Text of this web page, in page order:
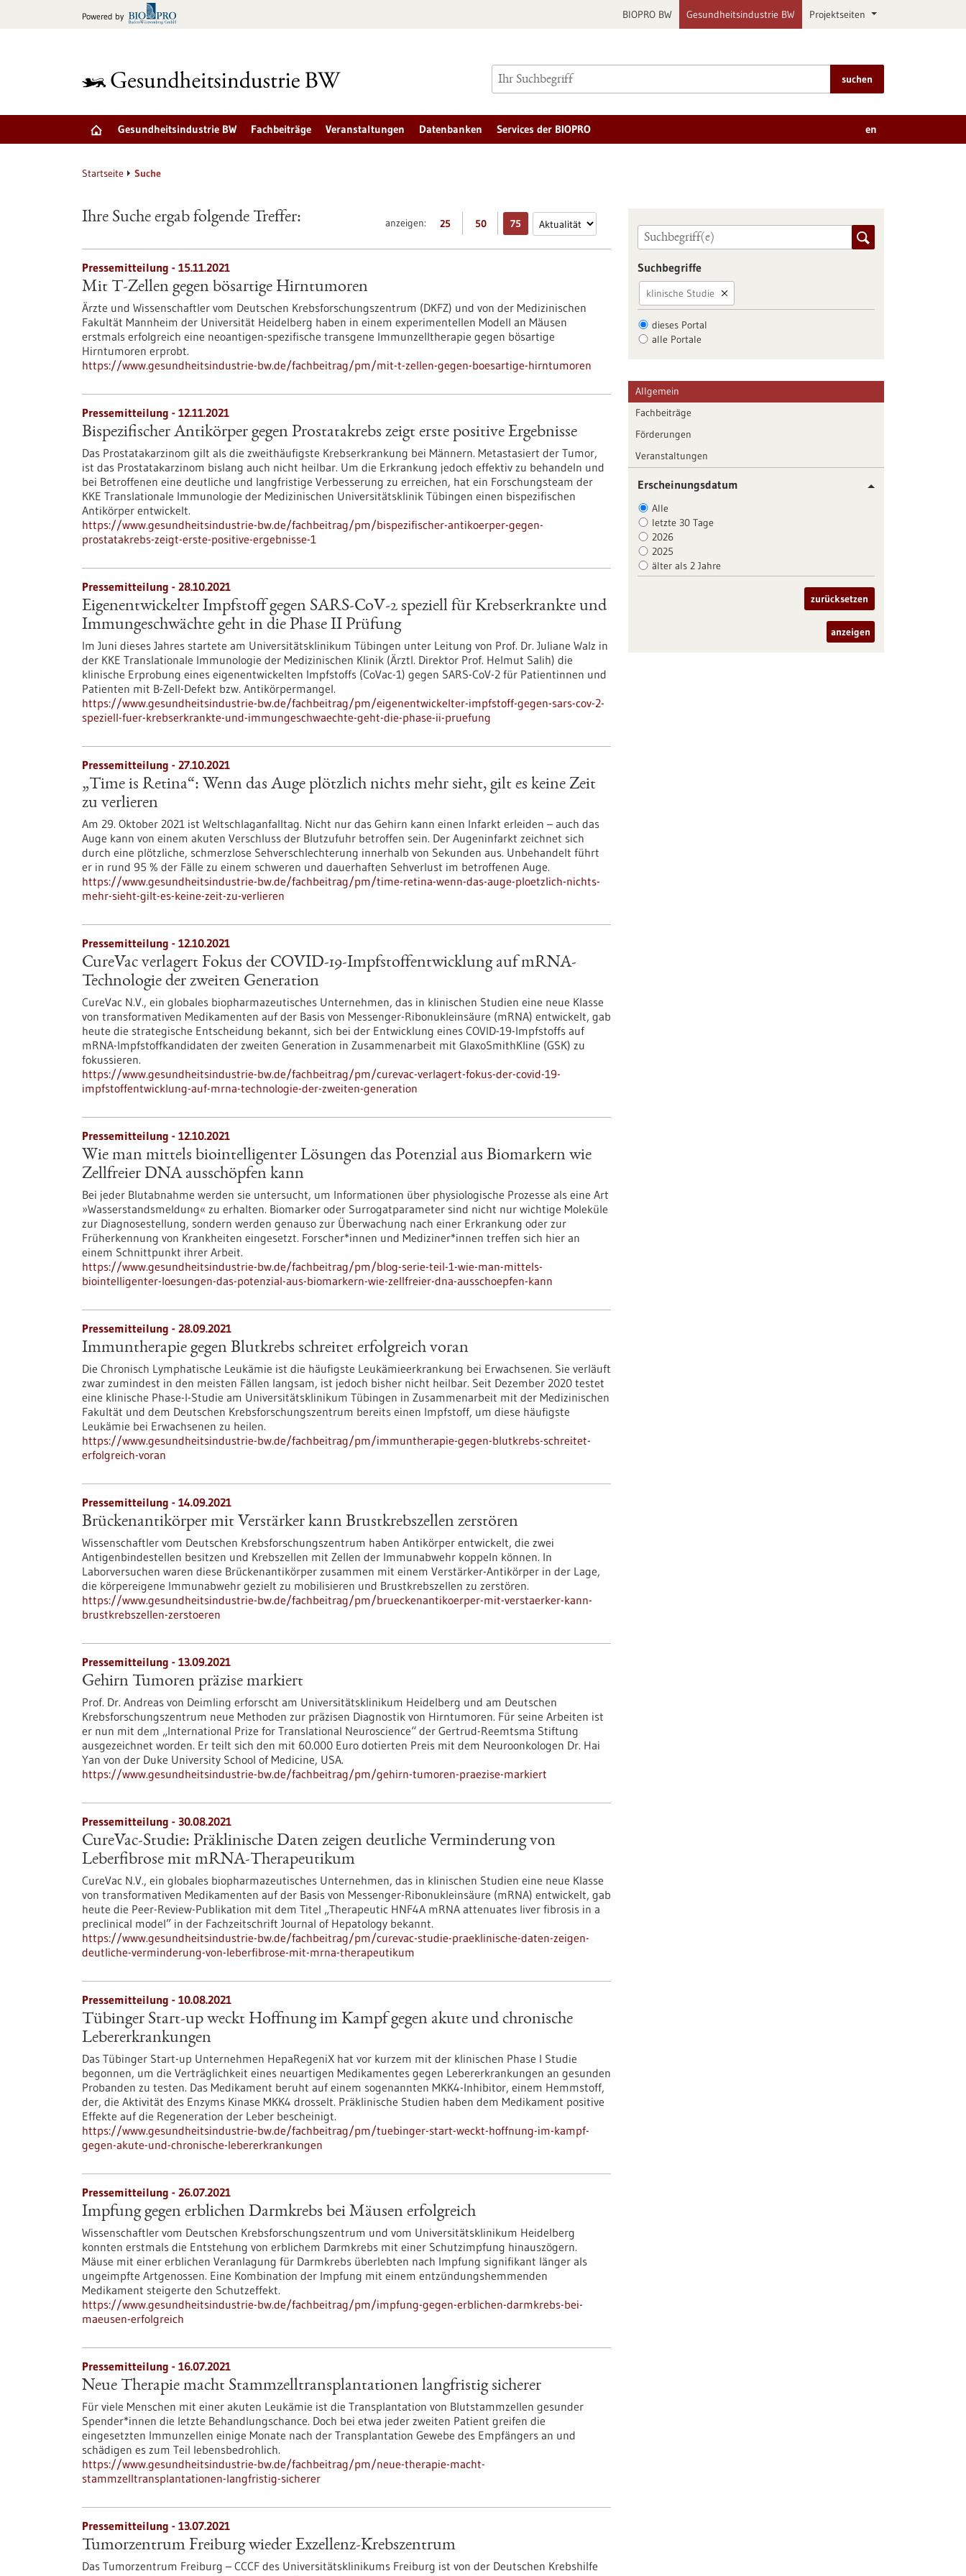
Powered by BIOPRO BW Gesundheitsindustrie BW Projektseiten
suchen
Gesundheitsindustrie BW Fachbeiträge Veranstaltungen Datenbanken Services der BIOPRO en
Startseite Suche
anzeigen: 25 50 75
Ihre Suche ergab folgende Treffer:
Pressemitteilung - 15.11.2021
Mit T-Zellen gegen bösartige Hirntumoren
Ärzte und Wissenschaftler vom Deutschen Krebsforschungszentrum (DKFZ) und von der Medizinischen
Fakultät Mannheim der Universität Heidelberg haben in einem experimentellen Modell an Mäusen
erstmals erfolgreich eine neoantigen-spezifische transgene Immunzelltherapie gegen bösartige
Hirntumoren erprobt.
https://www.gesundheitsindustrie-bw.de/fachbeitrag/pm/mit-t-zellen-gegen-boesartige-hirntumoren
Pressemitteilung - 12.11.2021
Bispezifischer Antikörper gegen Prostatakrebs zeigt erste positive Ergebnisse
Das Prostatakarzinom gilt als die zweithäufigste Krebserkrankung bei Männern. Metastasiert der Tumor,
ist das Prostatakarzinom bislang auch nicht heilbar. Um die Erkrankung jedoch effektiv zu behandeln und
bei Betroffenen eine deutliche und langfristige Verbesserung zu erreichen, hat ein Forschungsteam der
KKE Translationale Immunologie der Medizinischen Universitätsklinik Tübingen einen bispezifischen
Antikörper entwickelt.
https://www.gesundheitsindustrie-bw.de/fachbeitrag/pm/bispezifischer-antikoerper-gegen-
prostatakrebs-zeigt-erste-positive-ergebnisse-1
Pressemitteilung - 28.10.2021
Eigenentwickelter Impfstoff gegen SARS-CoV-2 speziell für Krebserkrankte und
Immungeschwächte geht in die Phase II Prüfung
Im Juni dieses Jahres startete am Universitätsklinikum Tübingen unter Leitung von Prof. Dr. Juliane Walz in
der KKE Translationale Immunologie der Medizinischen Klinik (Ärztl. Direktor Prof. Helmut Salih) die
klinische Erprobung eines eigenentwickelten Impfstoffs (CoVac-1) gegen SARS-CoV-2 für Patientinnen und
Patienten mit B-Zell-Defekt bzw. Antikörpermangel.
https://www.gesundheitsindustrie-bw.de/fachbeitrag/pm/eigenentwickelter-impfstoff-gegen-sars-cov-2-
speziell-fuer-krebserkrankte-und-immungeschwaechte-geht-die-phase-ii-pruefung
Pressemitteilung - 27.10.2021
„Time is Retina“: Wenn das Auge plötzlich nichts mehr sieht, gilt es keine Zeit
zu verlieren
Am 29. Oktober 2021 ist Weltschlaganfalltag. Nicht nur das Gehirn kann einen Infarkt erleiden – auch das
Auge kann von einem akuten Verschluss der Blutzufuhr betroffen sein. Der Augeninfarkt zeichnet sich
durch eine plötzliche, schmerzlose Sehverschlechterung innerhalb von Sekunden aus. Unbehandelt führt
er in rund 95 % der Fälle zu einem schweren und dauerhaften Sehverlust im betroffenen Auge.
https://www.gesundheitsindustrie-bw.de/fachbeitrag/pm/time-retina-wenn-das-auge-ploetzlich-nichts-
mehr-sieht-gilt-es-keine-zeit-zu-verlieren
Pressemitteilung - 12.10.2021
CureVac verlagert Fokus der COVID-19-Impfstoffentwicklung auf mRNA-
Technologie der zweiten Generation
CureVac N.V., ein globales biopharmazeutisches Unternehmen, das in klinischen Studien eine neue Klasse
von transformativen Medikamenten auf der Basis von Messenger-Ribonukleinsäure (mRNA) entwickelt, gab
heute die strategische Entscheidung bekannt, sich bei der Entwicklung eines COVID-19-Impfstoffs auf
mRNA-Impfstoffkandidaten der zweiten Generation in Zusammenarbeit mit GlaxoSmithKline (GSK) zu
fokussieren.
https://www.gesundheitsindustrie-bw.de/fachbeitrag/pm/curevac-verlagert-fokus-der-covid-19-
impfstoffentwicklung-auf-mrna-technologie-der-zweiten-generation
Pressemitteilung - 12.10.2021
Wie man mittels biointelligenter Lösungen das Potenzial aus Biomarkern wie
Zellfreier DNA ausschöpfen kann
Bei jeder Blutabnahme werden sie untersucht, um Informationen über physiologische Prozesse als eine Art
»Wasserstandsmeldung« zu erhalten. Biomarker oder Surrogatparameter sind nicht nur wichtige Moleküle
zur Diagnosestellung, sondern werden genauso zur Überwachung nach einer Erkrankung oder zur
Früherkennung von Krankheiten eingesetzt. Forscher*innen und Mediziner*innen treffen sich hier an
einem Schnittpunkt ihrer Arbeit.
https://www.gesundheitsindustrie-bw.de/fachbeitrag/pm/blog-serie-teil-1-wie-man-mittels-
biointelligenter-loesungen-das-potenzial-aus-biomarkern-wie-zellfreier-dna-ausschoepfen-kann
Pressemitteilung - 28.09.2021
Immuntherapie gegen Blutkrebs schreitet erfolgreich voran
Die Chronisch Lymphatische Leukämie ist die häufigste Leukämieerkrankung bei Erwachsenen. Sie verläuft
zwar zumindest in den meisten Fällen langsam, ist jedoch bisher nicht heilbar. Seit Dezember 2020 testet
eine klinische Phase-I-Studie am Universitätsklinikum Tübingen in Zusammenarbeit mit der Medizinischen
Fakultät und dem Deutschen Krebsforschungszentrum bereits einen Impfstoff, um diese häufigste
Leukämie bei Erwachsenen zu heilen.
https://www.gesundheitsindustrie-bw.de/fachbeitrag/pm/immuntherapie-gegen-blutkrebs-schreitet-
erfolgreich-voran
Pressemitteilung - 14.09.2021
Brückenantikörper mit Verstärker kann Brustkrebszellen zerstören
Wissenschaftler vom Deutschen Krebsforschungszentrum haben Antikörper entwickelt, die zwei
Antigenbindestellen besitzen und Krebszellen mit Zellen der Immunabwehr koppeln können. In
Laborversuchen waren diese Brückenantikörper zusammen mit einem Verstärker-Antikörper in der Lage,
die körpereigene Immunabwehr gezielt zu mobilisieren und Brustkrebszellen zu zerstören.
https://www.gesundheitsindustrie-bw.de/fachbeitrag/pm/brueckenantikoerper-mit-verstaerker-kann-
brustkrebszellen-zerstoeren
Pressemitteilung - 13.09.2021
Gehirn Tumoren präzise markiert
Prof. Dr. Andreas von Deimling erforscht am Universitätsklinikum Heidelberg und am Deutschen
Krebsforschungszentrum neue Methoden zur präzisen Diagnostik von Hirntumoren. Für seine Arbeiten ist
er nun mit dem „International Prize for Translational Neuroscience“ der Gertrud-Reemtsma Stiftung
ausgezeichnet worden. Er teilt sich den mit 60.000 Euro dotierten Preis mit dem Neuroonkologen Dr. Hai
Yan von der Duke University School of Medicine, USA.
https://www.gesundheitsindustrie-bw.de/fachbeitrag/pm/gehirn-tumoren-praezise-markiert
Pressemitteilung - 30.08.2021
CureVac-Studie: Präklinische Daten zeigen deutliche Verminderung von
Leberfibrose mit mRNA-Therapeutikum
CureVac N.V., ein globales biopharmazeutisches Unternehmen, das in klinischen Studien eine neue Klasse
von transformativen Medikamenten auf der Basis von Messenger-Ribonukleinsäure (mRNA) entwickelt, gab
heute die Peer-Review-Publikation mit dem Titel „Therapeutic HNF4A mRNA attenuates liver fibrosis in a
preclinical model” in der Fachzeitschrift Journal of Hepatology bekannt.
https://www.gesundheitsindustrie-bw.de/fachbeitrag/pm/curevac-studie-praeklinische-daten-zeigen-
deutliche-verminderung-von-leberfibrose-mit-mrna-therapeutikum
Pressemitteilung - 10.08.2021
Tübinger Start-up weckt Hoffnung im Kampf gegen akute und chronische
Lebererkrankungen
Das Tübinger Start-up Unternehmen HepaRegeniX hat vor kurzem mit der klinischen Phase I Studie
begonnen, um die Verträglichkeit eines neuartigen Medikamentes gegen Lebererkrankungen an gesunden
Probanden zu testen. Das Medikament beruht auf einem sogenannten MKK4-Inhibitor, einem Hemmstoff,
der, die Aktivität des Enzyms Kinase MKK4 drosselt. Präklinische Studien haben dem Medikament positive
Effekte auf die Regeneration der Leber bescheinigt.
https://www.gesundheitsindustrie-bw.de/fachbeitrag/pm/tuebinger-start-weckt-hoffnung-im-kampf-
gegen-akute-und-chronische-lebererkrankungen
Pressemitteilung - 26.07.2021
Impfung gegen erblichen Darmkrebs bei Mäusen erfolgreich
Wissenschaftler vom Deutschen Krebsforschungszentrum und vom Universitätsklinikum Heidelberg
konnten erstmals die Entstehung von erblichem Darmkrebs mit einer Schutzimpfung hinauszögern.
Mäuse mit einer erblichen Veranlagung für Darmkrebs überlebten nach Impfung signifikant länger als
ungeimpfte Artgenossen. Eine Kombination der Impfung mit einem entzündungshemmenden
Medikament steigerte den Schutzeffekt.
https://www.gesundheitsindustrie-bw.de/fachbeitrag/pm/impfung-gegen-erblichen-darmkrebs-bei-
maeusen-erfolgreich
Pressemitteilung - 16.07.2021
Neue Therapie macht Stammzelltransplantationen langfristig sicherer
Für viele Menschen mit einer akuten Leukämie ist die Transplantation von Blutstammzellen gesunder
Spender*innen die letzte Behandlungschance. Doch bei etwa jeder zweiten Patient greifen die
eingesetzten Immunzellen einige Monate nach der Transplantation Gewebe des Empfängers an und
schädigen es zum Teil lebensbedrohlich.
https://www.gesundheitsindustrie-bw.de/fachbeitrag/pm/neue-therapie-macht-
stammzelltransplantationen-langfristig-sicherer
Pressemitteilung - 13.07.2021
Tumorzentrum Freiburg wieder Exzellenz-Krebszentrum
Das Tumorzentrum Freiburg – CCCF des Universitätsklinikums Freiburg ist von der Deutschen Krebshilfe
Suchbegriffe
klinische Studie
dieses Portal
alle Portale
Allgemein
Fachbeiträge
Förderungen
Veranstaltungen
Erscheinungsdatum
Alle
letzte 30 Tage
2026
2025
älter als 2 Jahre
zurücksetzen
anzeigen